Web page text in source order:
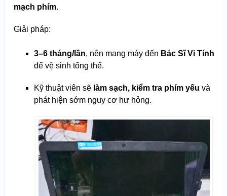
mạch phím.
Giải pháp:
3–6 tháng/lần, nên mang máy đến Bác Sĩ Vi Tính
để vệ sinh tổng thể.
Kỹ thuật viên sẽ làm sạch, kiểm tra phím yếu và
phát hiện sớm nguy cơ hư hỏng.